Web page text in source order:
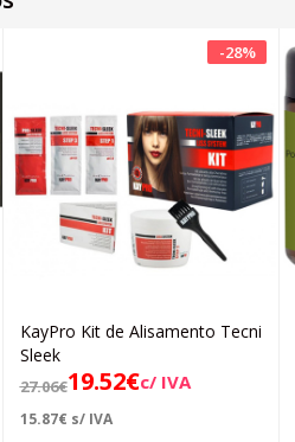
-28%
Adicionar
KayPro Kit de Alisamento Tecni
Sleek
27.06€19.52€c/ IVA
15.87€ s/ IVA